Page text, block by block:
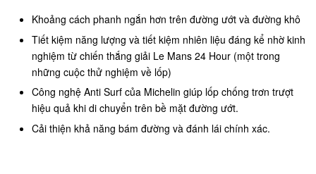
Khoảng cách phanh ngắn hơn trên đường ướt và đường khô
Tiết kiệm năng lượng và tiết kiệm nhiên liệu đáng kể nhờ kinh
nghiệm từ chiến thắng giải Le Mans 24 Hour (một trong
những cuộc thử nghiệm về lốp)
Công nghệ Anti Surf của Michelin giúp lốp chống trơn trượt
hiệu quả khi di chuyển trên bề mặt đường ướt.
Cải thiện khả năng bám đường và đánh lái chính xác.